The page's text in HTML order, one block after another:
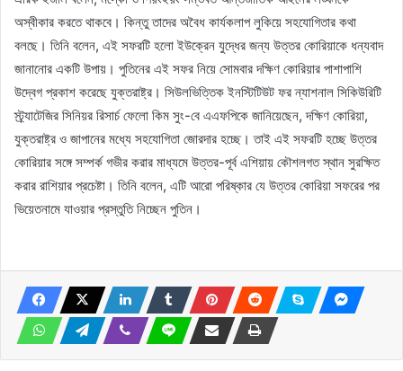
অস্বীকার করতে থাকবে। কিন্তু তাদের অবৈধ কার্যকলাপ লুকিয়ে সহযোগিতার কথা
বলছে। তিনি বলেন, এই সফরটি হলো ইউক্রেন যুদ্ধের জন্য উত্তর কোরিয়াকে ধন্যবাদ
জানানোর একটি উপায়। পুতিনের এই সফর নিয়ে সোমবার দক্ষিণ কোরিয়ার পাশাপাশি
উদ্বেগ প্রকাশ করেছে যুক্তরাষ্ট্র। সিউলভিত্তিক ইনস্টিটিউট ফর ন্যাশনাল সিকিউরিটি
স্ট্র্যাটেজির সিনিয়র রিসার্চ ফেলো কিম সুং-বে এএফপিকে জানিয়েছেন, দক্ষিণ কোরিয়া,
যুক্তরাষ্ট্র ও জাপানের মধ্যে সহযোগিতা জোরদার হচ্ছে। তাই এই সফরটি হচ্ছে উত্তর
কোরিয়ার সঙ্গে সম্পর্ক গভীর করার মাধ্যমে উত্তর-পূর্ব এশিয়ায় কৌশলগত স্থান সুরক্ষিত
করার রাশিয়ার প্রচেষ্টা। তিনি বলেন, এটি আরো পরিষ্কার যে উত্তর কোরিয়া সফরের পর
ভিয়েতনামে যাওয়ার প্রস্তুতি নিচ্ছেন পুতিন।